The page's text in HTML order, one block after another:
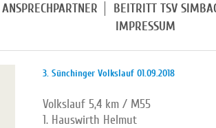
ANSPRECHPARTNER BEITRITT TSV
IMPRESSUM
3. Sünchinger Volkslauf 01.09.2018
Volkslauf 5,4 km / M55
1. Hauswirth Helmut